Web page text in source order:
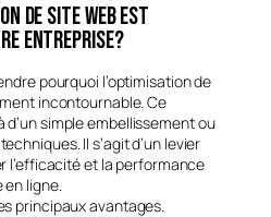
de site web est
entreprise?
pourquoi l’optimisation de
incontournable. Ce
simple embellissement ou
Il s’agit d’un levier
l’efficacité et la performance
ligne.
principaux avantages.